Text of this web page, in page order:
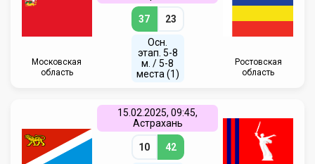
Московская
область
37 23
Осн.
этап. 5-8
м. / 5-8
места (1)
Ростовская
область
15.02.2025, 09:45,
Астрахань
10 42